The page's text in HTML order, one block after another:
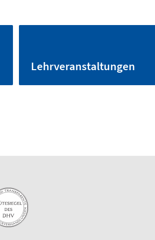
Lehrveranstaltungen